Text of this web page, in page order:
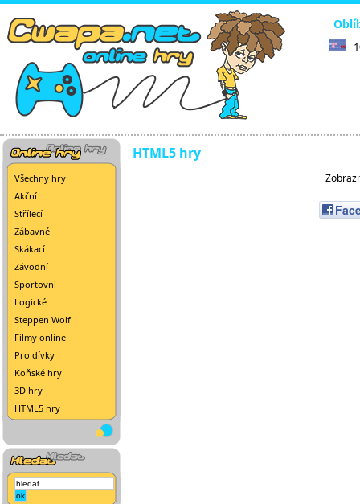
Všechny hry
Akční
Střílecí
Zábavné
Skákací
Závodní
Sportovní
Logické
Steppen Wolf
Filmy online
Pro dívky
Koňské hry
3D hry
HTML5 hry
HTML5 hry